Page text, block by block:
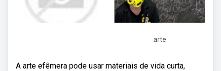
arte
A arte efêmera pode usar materiais de vida curta,